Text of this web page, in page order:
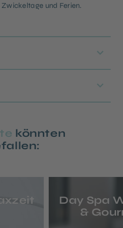
und Ferien.
könnten
Day Spa
&